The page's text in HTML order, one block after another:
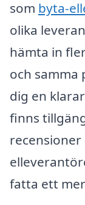
som byta-
olika
hämta in
och samma
dig en
finns
fatta ett